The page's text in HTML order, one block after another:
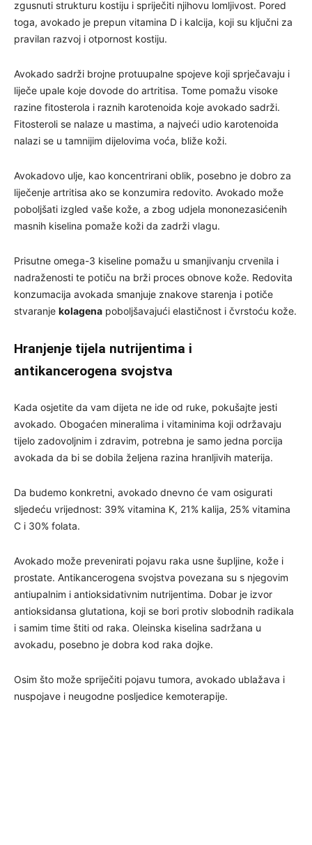
zgusnuti strukturu kostiju i spriječiti njihovu lomljivost. Pored
toga, avokado je prepun vitamina D i kalcija, koji su ključni za
pravilan razvoj i otpornost kostiju.
Avokado sadrži brojne protuupalne spojeve koji sprječavaju i
liječe upale koje dovode do artritisa. Tome pomažu visoke
razine fitosterola i raznih karotenoida koje avokado sadrži.
Fitosteroli se nalaze u mastima, a najveći udio karotenoida
nalazi se u tamnijim dijelovima voća, bliže koži.
Avokadovo ulje, kao koncentrirani oblik, posebno je dobro za
liječenje artritisa ako se konzumira redovito. Avokado može
poboljšati izgled vaše kože, a zbog udjela mononezasićenih
masnih kiselina pomaže koži da zadrži vlagu.
Prisutne omega-3 kiseline pomažu u smanjivanju crvenila i
nadraženosti te potiču na brži proces obnove kože. Redovita
konzumacija avokada smanjuje znakove starenja i potiče
stvaranje kolagena poboljšavajući elastičnost i čvrstoću kože.
Hranjenje tijela nutrijentima i
antikancerogena svojstva
Kada osjetite da vam dijeta ne ide od ruke, pokušajte jesti
avokado. Obogaćen mineralima i vitaminima koji održavaju
tijelo zadovoljnim i zdravim, potrebna je samo jedna porcija
avokada da bi se dobila željena razina hranljivih materija.
Da budemo konkretni, avokado dnevno će vam osigurati
sljedeću vrijednost: 39% vitamina K, 21% kalija, 25% vitamina
C i 30% folata.
Avokado može prevenirati pojavu raka usne šupljine, kože i
prostate. Antikancerogena svojstva povezana su s njegovim
antiupalnim i antioksidativnim nutrijentima. Dobar je izvor
antioksidansa glutationa, koji se bori protiv slobodnih radikala
i samim time štiti od raka. Oleinska kiselina sadržana u
avokadu, posebno je dobra kod raka dojke.
Osim što može spriječiti pojavu tumora, avokado ublažava i
nuspojave i neugodne posljedice kemoterapije.